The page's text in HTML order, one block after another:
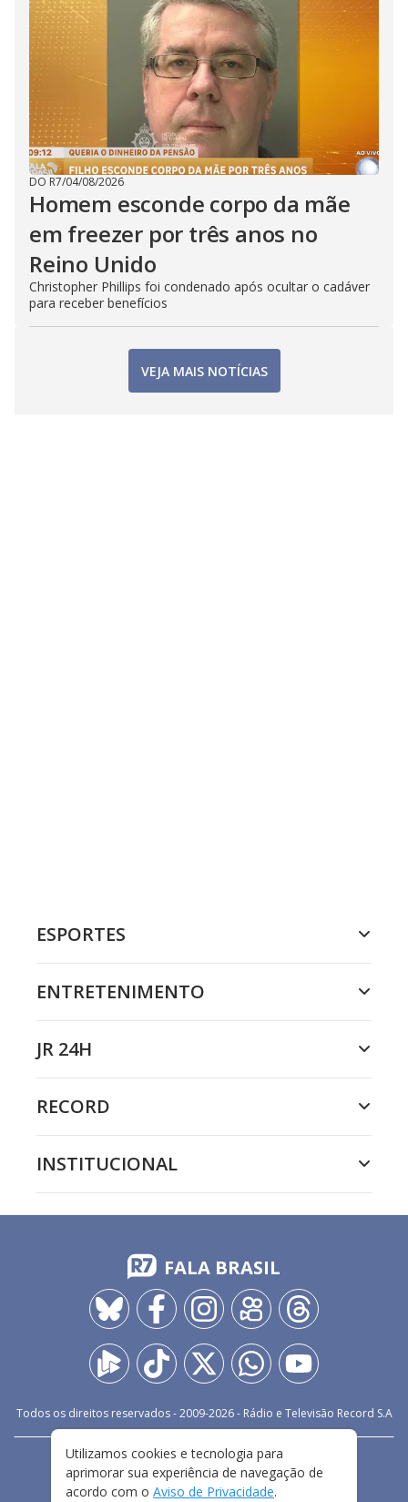
DO R7/04/08/2026
Homem esconde corpo da mãe
em freezer por três anos no
Reino Unido
Christopher Phillips foi condenado após ocultar o cadáver
para receber benefícios
VEJA MAIS NOTÍCIAS
ESPORTES
ENTRETENIMENTO
JR 24H
RECORD
INSTITUCIONAL
FALA BRASIL
Todos os direitos reservados - 2009-2026- Rádio e Televisão Record S.A
FALE CONOSCO
PRIVACIDADE
TERMOS E CONDIÇÕES DE USO
Utilizamos cookies e tecnologia para
aprimorar sua experiência de navegação de
acordo com o Aviso de Privacidade.